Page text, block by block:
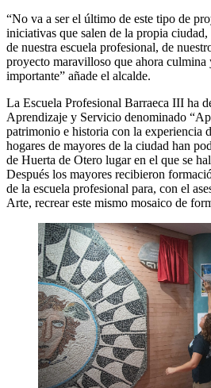
“No va a ser el último de este tipo de
iniciativas que salen de la propia ciudad,
de nuestra escuela profesional, de
proyecto maravilloso que ahora culmina
importante” añade el alcalde.
La Escuela Profesional Barraeca III ha
Aprendizaje y Servicio denominado
patrimonio e historia con la experiencia
hogares de mayores de la ciudad han
de Huerta de Otero lugar en el que se
Después los mayores recibieron
de la escuela profesional para, con el
Arte, recrear este mismo mosaico de